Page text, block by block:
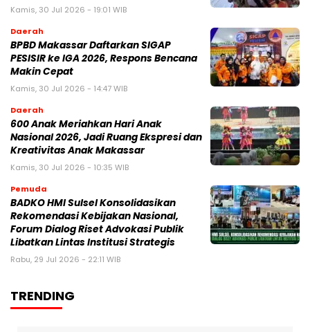
Kamis, 30 Jul 2026 - 19:01 WIB
Daerah
BPBD Makassar Daftarkan SIGAP
PESISIR ke IGA 2026, Respons Bencana
Makin Cepat
Kamis, 30 Jul 2026 - 14:47 WIB
Daerah
600 Anak Meriahkan Hari Anak
Nasional 2026, Jadi Ruang Ekspresi dan
Kreativitas Anak Makassar
Kamis, 30 Jul 2026 - 10:35 WIB
Pemuda
BADKO HMI Sulsel Konsolidasikan
Rekomendasi Kebijakan Nasional,
Forum Dialog Riset Advokasi Publik
Libatkan Lintas Institusi Strategis
Rabu, 29 Jul 2026 - 22:11 WIB
TRENDING